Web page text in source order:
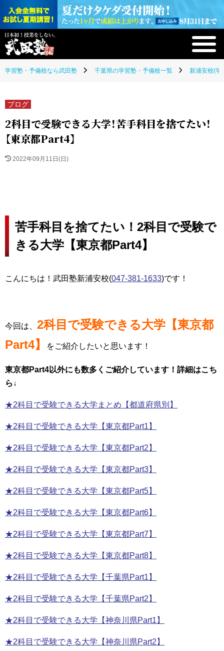
学習塾・予備校なら武田塾 千葉県の学習塾・予備校一覧 新浦安校(学
ブログ
2科目で受験できる大学！苦手科目を捨てたい！
【東京都Part4】
2022年09月11日(日)
苦手科目を捨てたい！2科目で受験で
きる大学【東京都Part4】
こんにちは！武田塾新浦安校(047-381-1633)です！
今回は、 2科目で受験できる大学【東京都
Part4】
をご紹介したいと思います！
東京都Part4以外にも数多くご紹介しています！詳細はこち
ら↓
★2科目で受験できる大学まとめ【都道府県別】
★2科目で受験できる大学【東京都Part1】
★2科目で受験できる大学【東京都Part2】
★2科目で受験できる大学【東京都Part3】
★2科目で受験できる大学【東京都Part5】
★2科目で受験できる大学【東京都Part6】
★2科目で受験できる大学【東京都Part7】
★2科目で受験できる大学【東京都Part8】
★2科目で受験できる大学【千葉県Part1】
★2科目で受験できる大学【千葉県Part2】
★2科目で受験できる大学【神奈川県Part1】
★2科目で受験できる大学【神奈川県Part2】